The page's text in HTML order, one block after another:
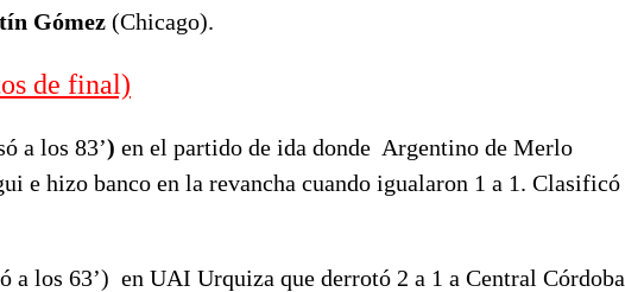
Gómez (Chicago).
de final)
a los 83’) en el partido de ida donde Argentino de Merlo
e hizo banco en la revancha cuando igualaron 1 a 1. Clasificó
a los 63’) en UAI Urquiza que derrotó 2 a 1 a Central Córdoba